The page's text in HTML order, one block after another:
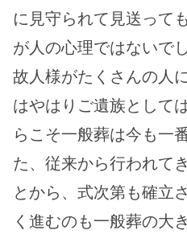
に見守られて見送って
が人の心理ではないで
故人様がたくさんの人
はやはりご遺族として
らこそ一般葬は今も一
た、従来から行われて
とから、式次第も確立
く進むのも一般葬の大